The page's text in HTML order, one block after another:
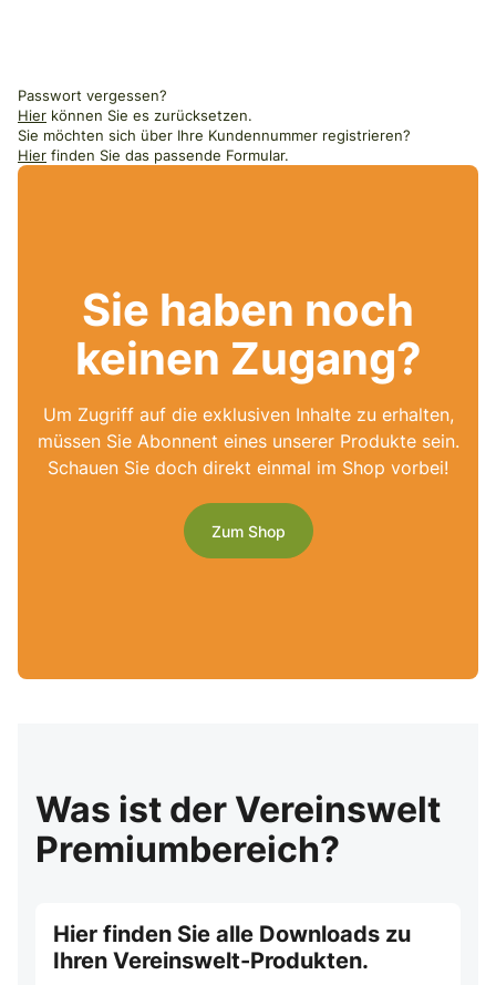
Passwort vergessen?
Hier können Sie es zurücksetzen.
Sie möchten sich über Ihre Kundennummer registrieren?
Hier finden Sie das passende Formular.
Sie haben noch
keinen Zugang?
Um Zugriff auf die exklusiven Inhalte zu erhalten,
müssen Sie Abonnent eines unserer Produkte sein.
Schauen Sie doch direkt einmal im Shop vorbei!
Zum Shop
Was ist der Vereinswelt
Premiumbereich?
Hier finden Sie alle Downloads zu
Ihren Vereinswelt-Produkten.